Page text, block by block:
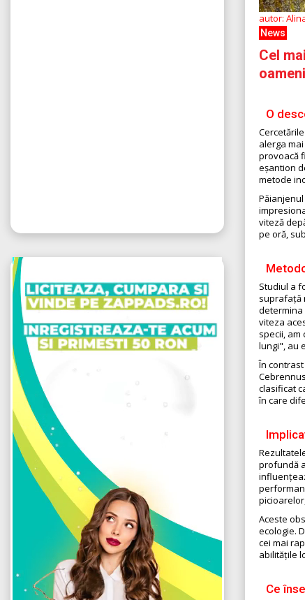
autor:
News
Cel
O
alerga
provoacă
eșantion
metode
viteză
pe oră,
Studiul a
suprafață
determina
viteza
specii,
lungi", au
În
clasificat
în care
profundă
Aceste
ecologie.
cei mai
abilitățile
Ce